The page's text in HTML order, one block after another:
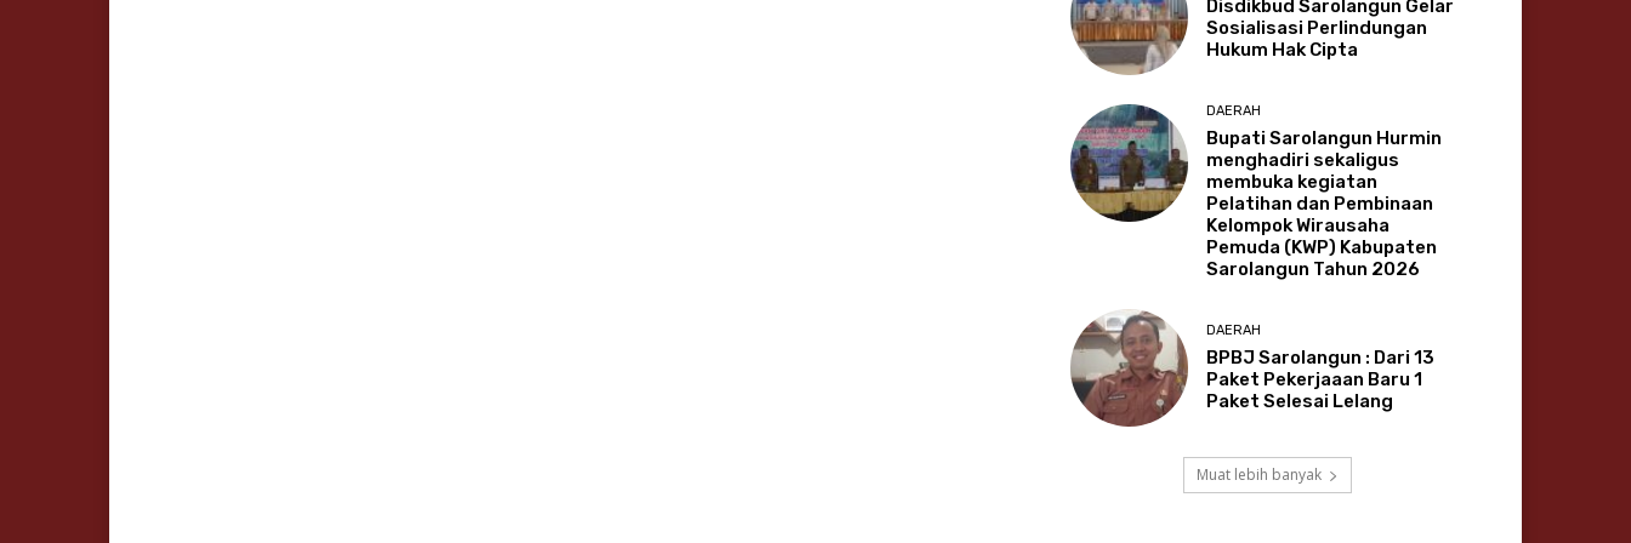
Disdikbud Sarolangun Gelar
Sosialisasi Perlindungan
Hukum Hak Cipta
DAERAH
Bupati Sarolangun Hurmin
menghadiri sekaligus
membuka kegiatan
Pelatihan dan Pembinaan
Kelompok Wirausaha
Pemuda (KWP) Kabupaten
Sarolangun Tahun 2026
DAERAH
BPBJ Sarolangun : Dari 13
Paket Pekerjaaan Baru 1
Paket Selesai Lelang
Muat lebih banyak